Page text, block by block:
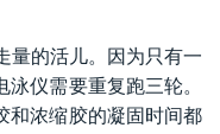
量的活儿。因为只有一
仪需要重复跑三轮。
和浓缩胶的凝固时间都